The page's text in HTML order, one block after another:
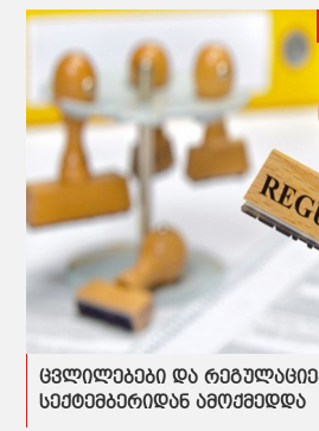
ცვლილებები და
სექტემბერიდან ამოქმედდა